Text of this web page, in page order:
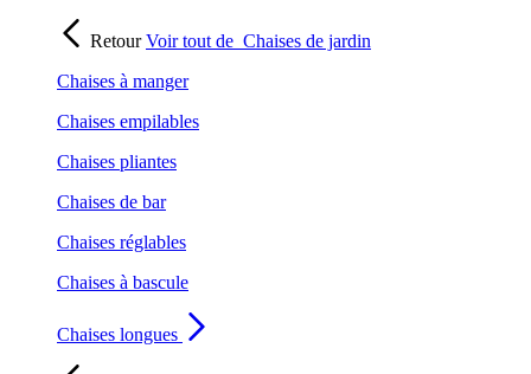
RetourVoir tout de Chaises de jardin
Chaises à manger
Chaises empilables
Chaises pliantes
Chaises de bar
Chaises réglables
Chaises à bascule
Chaises longues